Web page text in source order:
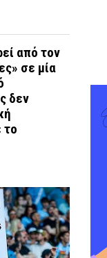
από τον
σε μία
δεν
το